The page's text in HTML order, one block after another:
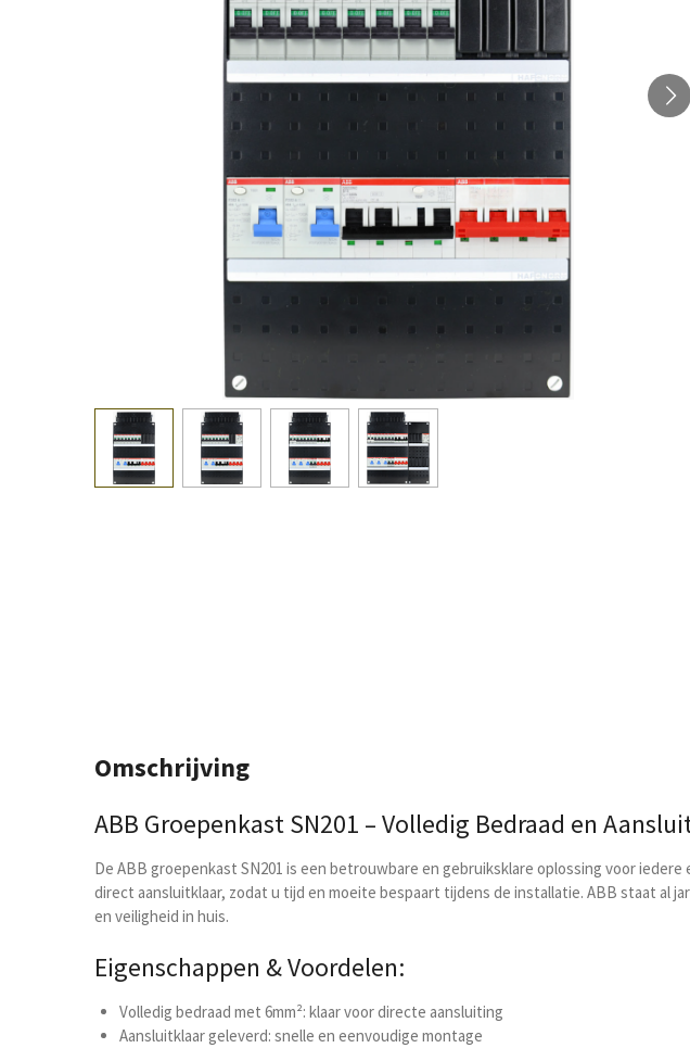
Omschrijving
ABB Groepenkast SN201 – Volledig Bedraad en
De ABB groepenkast SN201 is een betrouwbare en gebruiksklare oplossing voor
direct aansluitklaar, zodat u tijd en moeite bespaart tijdens de installatie. ABB staat al
en veiligheid in huis.
Eigenschappen & Voordelen:
Volledig bedraad met 6mm²: klaar voor directe aansluiting
Aansluitklaar geleverd: snelle en eenvoudige montage